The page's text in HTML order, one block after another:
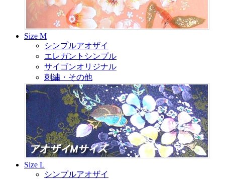
Size M
シンプルアオザイ
エレガントシンプル
サイゴンオリジナル
刺繍・その他
Size L
シンプルアオザイ